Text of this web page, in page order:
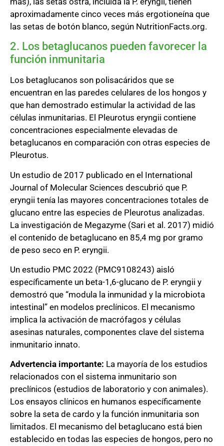
aproximadamente cinco veces más ergotioneína que
las setas de botón blanco, según NutritionFacts.org.
2. Los betaglucanos pueden favorecer la
función inmunitaria
Los betaglucanos son polisacáridos que se
encuentran en las paredes celulares de los hongos y
que han demostrado estimular la actividad de las
células inmunitarias. El Pleurotus eryngii contiene
concentraciones especialmente elevadas de
betaglucanos en comparación con otras especies de
Pleurotus.
Un estudio de 2017 publicado en el International
Journal of Molecular Sciences descubrió que P.
eryngii tenía las mayores concentraciones totales de
glucano entre las especies de Pleurotus analizadas.
La investigación de Megazyme (Sari et al. 2017) midió
el contenido de betaglucano en 85,4 mg por gramo
de peso seco en P. eryngii.
Un estudio PMC 2022 (PMC9108243) aisló
específicamente un beta-1,6-glucano de P. eryngii y
demostró que “modula la inmunidad y la microbiota
intestinal” en modelos preclínicos. El mecanismo
implica la activación de macrófagos y células
asesinas naturales, componentes clave del sistema
inmunitario innato.
Advertencia importante: La mayoría de los estudios
relacionados con el sistema inmunitario son
preclínicos (estudios de laboratorio y con animales).
Los ensayos clínicos en humanos específicamente
sobre la seta de cardo y la función inmunitaria son
limitados. El mecanismo del betaglucano está bien
establecido en todas las especies de hongos, pero no